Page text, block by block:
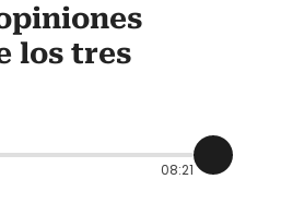
los tres
08:21